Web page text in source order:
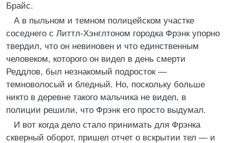
Брайс.
А в пыльном и темном полицейском участке
соседнего с Литтл-Хэнглтоном городка Фрэнк упорно
твердил, что он невиновен и что единственным
человеком, которого он видел в день смерти
Реддлов, был незнакомый подросток —
темноволосый и бледный. Но, поскольку больше
никто в деревне такого мальчика не видел, в
полиции решили, что Фрэнк его просто выдумал.
И вот когда дело стало принимать для Фрэнка
скверный оборот, пришел отчет о вскрытии тел — и